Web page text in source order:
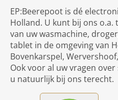
EP:Beerepoot is dé
Holland. U kunt bij ons
van uw wasmachine,
tablet in de omgeving van
Bovenkarspel,
Ook voor al uw vragen
u natuurlijk bij ons terecht.